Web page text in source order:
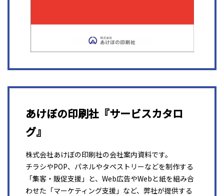
あけぼの印刷社『サービスカタロ
グ』
株式会社あけぼの印刷社の会社案内資料です。
チラシやPOP、パネルやタペストリーなどを制作する
「集客・販促支援」と、Web広告やWebと紙を組み合
わせた「マーケティング支援」など、弊社が提供する